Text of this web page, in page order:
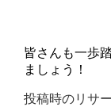
皆さんも一歩
ましょう！
投稿時のリサ